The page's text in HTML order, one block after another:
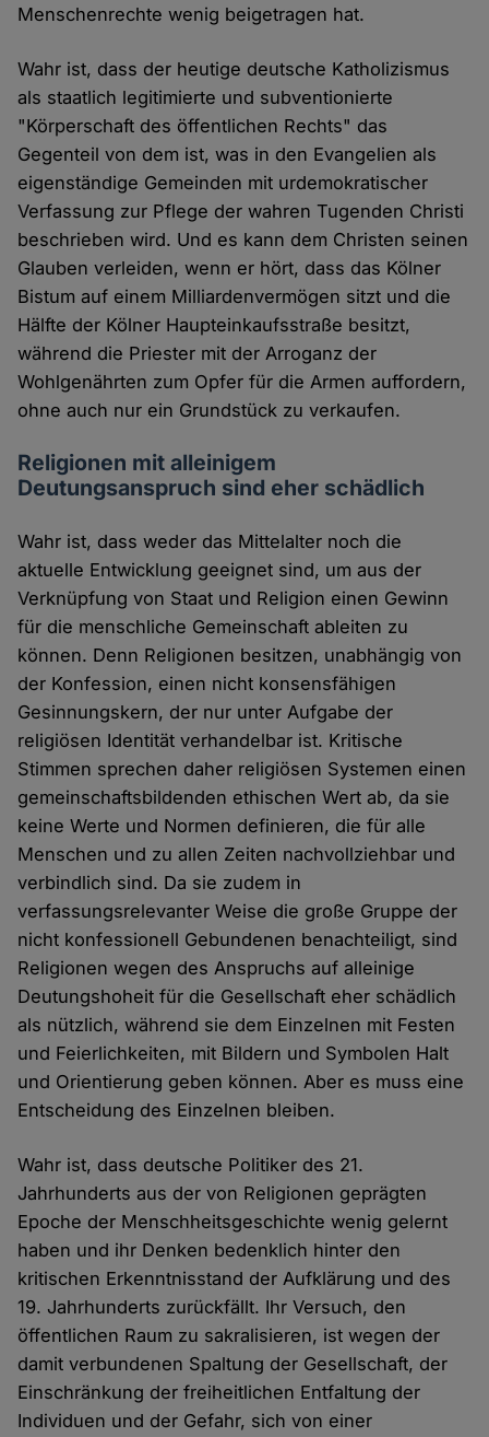
Menschenrechte wenig beigetragen hat.
Wahr ist, dass der heutige deutsche Katholizismus
als staatlich legitimierte und subventionierte
"Körperschaft des öffentlichen Rechts" das
Gegenteil von dem ist, was in den Evangelien als
eigenständige Gemeinden mit urdemokratischer
Verfassung zur Pflege der wahren Tugenden Christi
beschrieben wird. Und es kann dem Christen seinen
Glauben verleiden, wenn er hört, dass das Kölner
Bistum auf einem Milliardenvermögen sitzt und die
Hälfte der Kölner Haupteinkaufsstraße besitzt,
während die Priester mit der Arroganz der
Wohlgenährten zum Opfer für die Armen auffordern,
ohne auch nur ein Grundstück zu verkaufen.
Religionen mit alleinigem
Deutungsanspruch sind eher schädlich
Wahr ist, dass weder das Mittelalter noch die
aktuelle Entwicklung geeignet sind, um aus der
Verknüpfung von Staat und Religion einen Gewinn
für die menschliche Gemeinschaft ableiten zu
können. Denn Religionen besitzen, unabhängig von
der Konfession, einen nicht konsensfähigen
Gesinnungskern, der nur unter Aufgabe der
religiösen Identität verhandelbar ist. Kritische
Stimmen sprechen daher religiösen Systemen einen
gemeinschaftsbildenden ethischen Wert ab, da sie
keine Werte und Normen definieren, die für alle
Menschen und zu allen Zeiten nachvollziehbar und
verbindlich sind. Da sie zudem in
verfassungsrelevanter Weise die große Gruppe der
nicht konfessionell Gebundenen benachteiligt, sind
Religionen wegen des Anspruchs auf alleinige
Deutungshoheit für die Gesellschaft eher schädlich
als nützlich, während sie dem Einzelnen mit Festen
und Feierlichkeiten, mit Bildern und Symbolen Halt
und Orientierung geben können. Aber es muss eine
Entscheidung des Einzelnen bleiben.
Wahr ist, dass deutsche Politiker des 21.
Jahrhunderts aus der von Religionen geprägten
Epoche der Menschheitsgeschichte wenig gelernt
haben und ihr Denken bedenklich hinter den
kritischen Erkenntnisstand der Aufklärung und des
19. Jahrhunderts zurückfällt. Ihr Versuch, den
öffentlichen Raum zu sakralisieren, ist wegen der
damit verbundenen Spaltung der Gesellschaft, der
Einschränkung der freiheitlichen Entfaltung der
Individuen und der Gefahr, sich von einer